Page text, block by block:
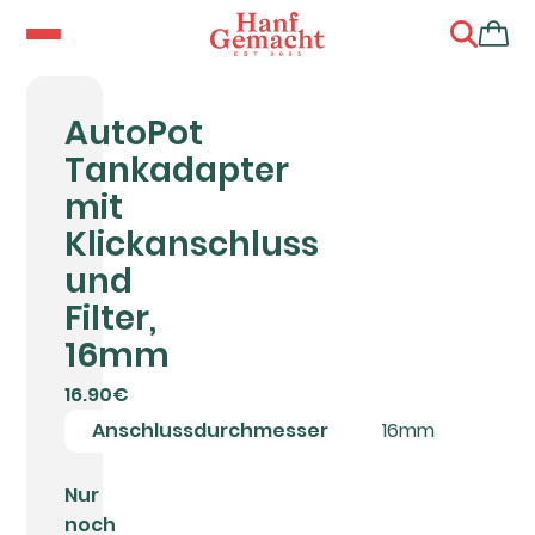
AutoPot
Tankadapter
mit
Klickanschluss
und
Filter,
16mm
16.90€
Anschlussdurchmesser
16mm
Nur
noch